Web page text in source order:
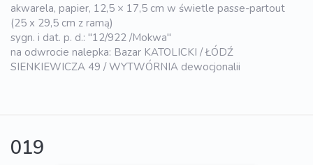
akwarela, papier, 12,5 × 17,5 cm w świetle passe-partout
(25 x 29,5 cm z ramą)
sygn. i dat. p. d.: "12/922 /Mokwa"
na odwrocie nalepka: Bazar KATOLICKI / ŁÓDŹ
SIENKIEWICZA 49 / WYTWÓRNIA dewocjonalii
019